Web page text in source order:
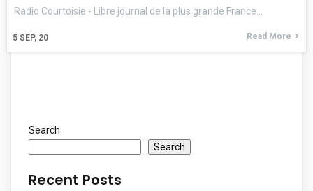
5 SEP, 20
Radio Courtoisie - Libre journal de la plus grande France…
Read More
Search
Search
Recent Posts